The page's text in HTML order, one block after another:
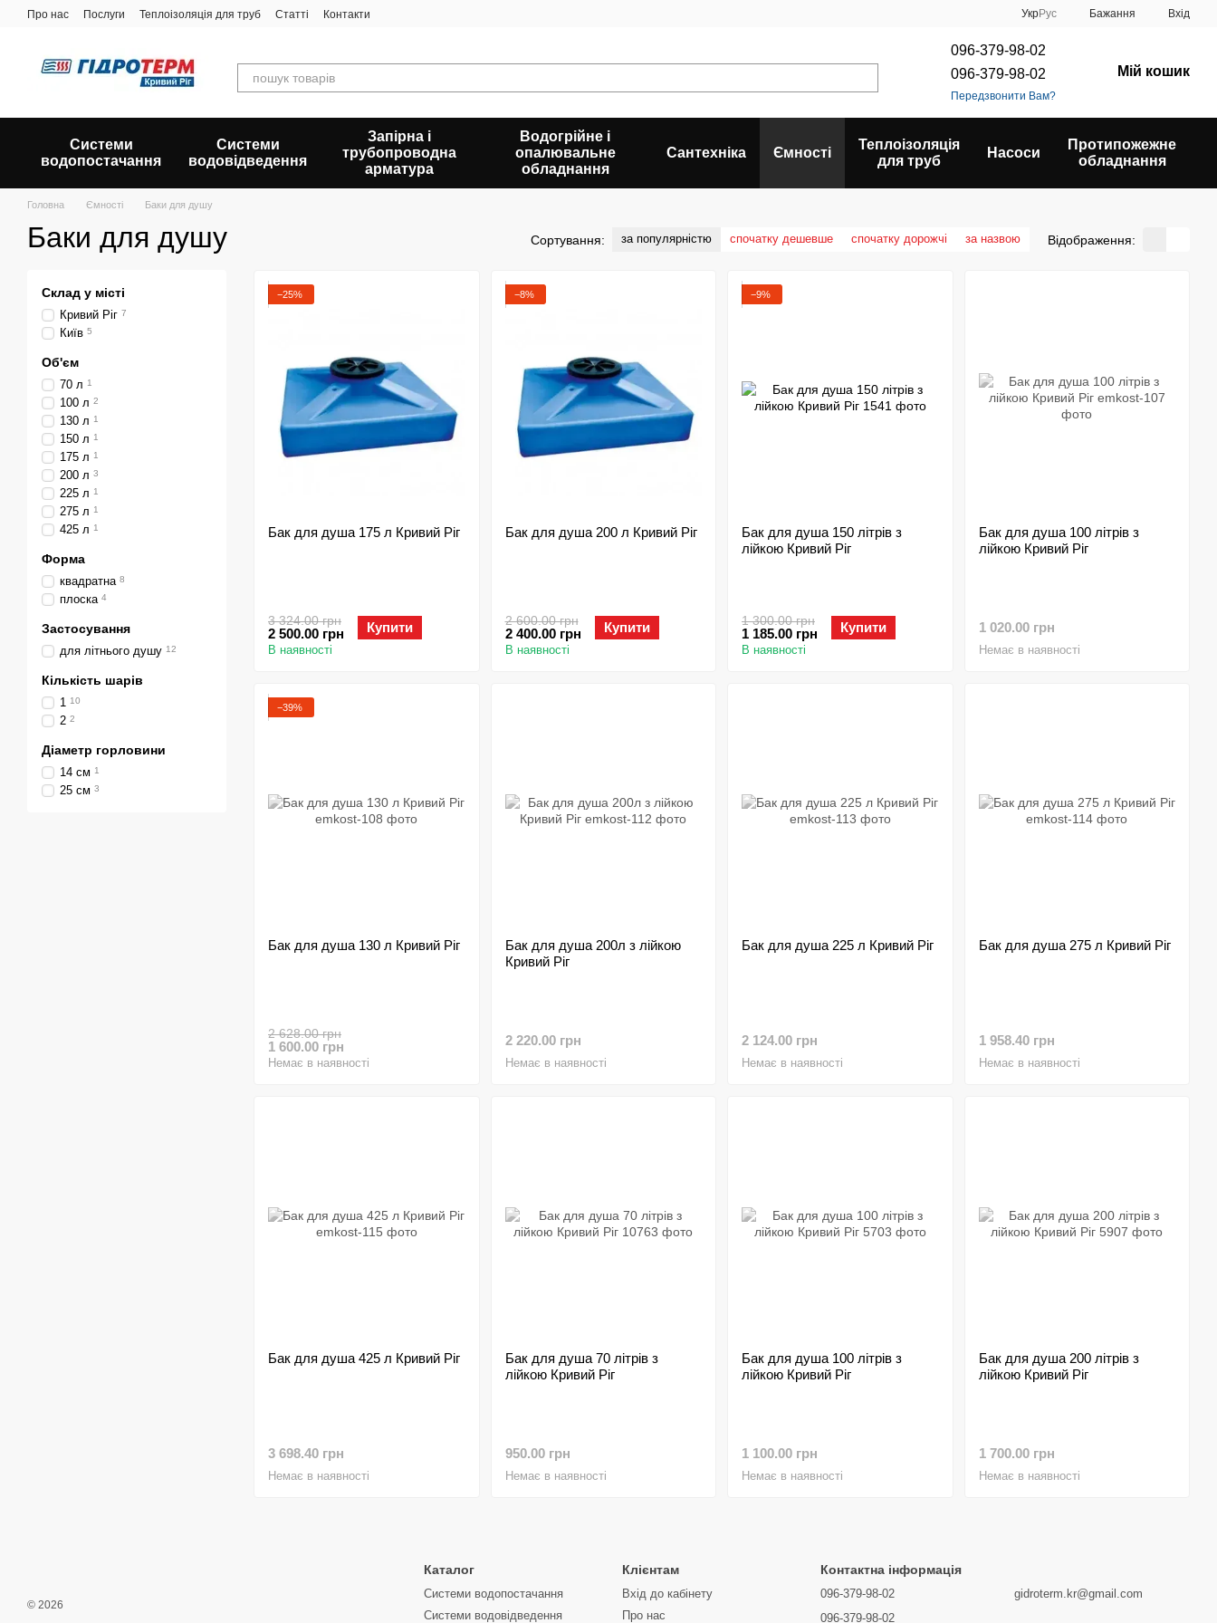
Перейти до основного контенту
Про нас Послуги Теплоізоляція для труб Статті Контакти УкрРус Бажання Вхід
096-379-98-02
096-379-98-02
Передзвонити Вам?
Мій кошик
Системи
водопостачання
Системи
водовідведення
Запірна і
трубопроводна
арматура
Водогрійне і
опалювальне
обладнання
Сантехніка Ємності
Теплоізоляція
для труб
Насоси
Протипожежне
обладнання
Головна Ємності Баки для душу
Баки для душу Сортування: за популярністю спочатку дешевше спочатку дорожчі за назвою Відображення:
−25%
Бак для душа 175 л Кривий Ріг
3 324.00 грн
2 500.00 грн Купити
В наявності
−8%
Бак для душа 200 л Кривий Ріг
2 600.00 грн
2 400.00 грн Купити
В наявності
−9%
Бак для душа 150 літрів з
лійкою Кривий Ріг
1 300.00 грн
1 185.00 грн Купити
В наявності
Бак для душа 100 літрів з
лійкою Кривий Ріг
1 020.00 грн
Немає в наявності
−39%
Бак для душа 130 л Кривий Ріг
2 628.00 грн
1 600.00 грн
Немає в наявності
Бак для душа 200л з лійкою
Кривий Ріг
2 220.00 грн
Немає в наявності
Бак для душа 225 л Кривий Ріг
2 124.00 грн
Немає в наявності
Бак для душа 275 л Кривий Ріг
1 958.40 грн
Немає в наявності
Бак для душа 425 л Кривий Ріг
3 698.40 грн
Немає в наявності
Бак для душа 70 літрів з
лійкою Кривий Ріг
950.00 грн
Немає в наявності
Бак для душа 100 літрів з
лійкою Кривий Ріг
1 100.00 грн
Немає в наявності
Бак для душа 200 літрів з
лійкою Кривий Ріг
1 700.00 грн
Немає в наявності
Склад у місті
Кривий Ріг 7
Київ 5
Об'єм
70 л 1
100 л 2
130 л 1
150 л 1
175 л 1
200 л 3
225 л 1
275 л 1
425 л 1
Форма
квадратна 8
плоска 4
Застосування
для літнього душу 12
Кількість шарів
1 10
2 2
Діаметр горловини
14 см 1
25 см 3
© 2026
Каталог
Системи водопостачання
Системи водовідведення
Клієнтам
Вхід до кабінету
Про нас
Контактна інформація
096-379-98-02
096-379-98-02
gidroterm.kr@gmail.com